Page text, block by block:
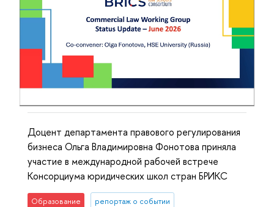
Доцент департамента правового регулирования
бизнеса Ольга Владимировна Фонотова приняла
участие в международной рабочей встрече
Консорциума юридических школ стран БРИКС
Образование репортаж о событии